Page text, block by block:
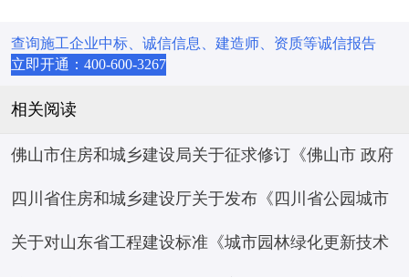
查询施工企业中标、诚信信息、建造师、资质等诚信报告
立即开通：400-600-3267
相关阅读
佛山市住房和城乡建设局关于征求修订《佛山市 政府
投资房屋市政工程项目标后履约评价 管理办法（试
行）》意见的函
四川省住房和城乡建设厅关于发布《四川省公园城市
建设评价标准》等 10项四川省工程建设地方标准的通
关于对山东省工程建设标准《城市园林绿化更新技术